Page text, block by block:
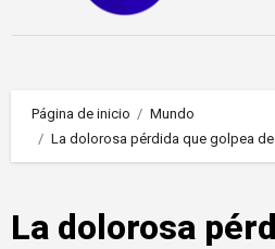
Página de inicio
Mundo
La dolorosa pérdida que golpea
La dolorosa